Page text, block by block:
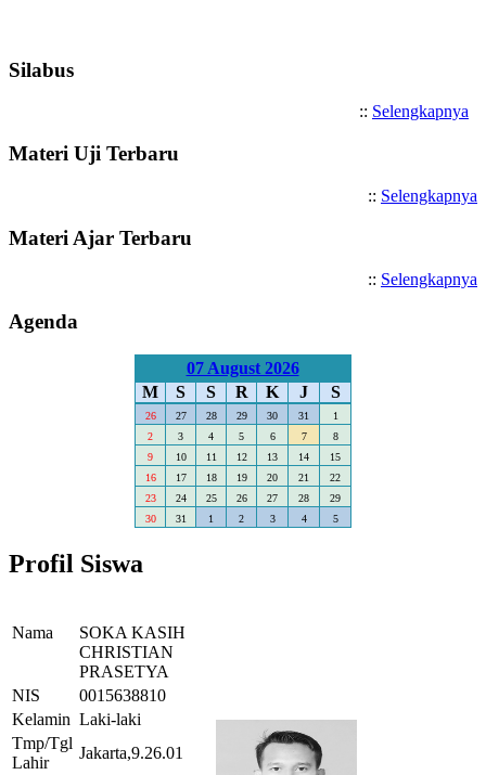
Silabus
:: Selengkapnya
Materi Uji Terbaru
:: Selengkapnya
Materi Ajar Terbaru
:: Selengkapnya
Agenda
07 August 2026
M
S S R K J S
26 27 28 29 30 31
1
2
3 4 5 6 7
8
9
10 11 12 13 14
15
16
17 18 19 20 21
22
23
24 25 26 27 28
29
30
31 1 2 3 4 5
Profil Siswa
Nama
SOKA KASIH
CHRISTIAN
PRASETYA
NIS
0015638810
Kelamin Laki-laki
Tmp/Tgl
Lahir
Jakarta,9.26.01